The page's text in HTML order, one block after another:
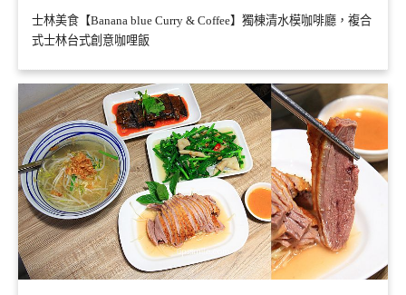
士林美食【Banana blue Curry & Coffee】獨棟清水模咖啡廳，複合
式士林台式創意咖哩飯